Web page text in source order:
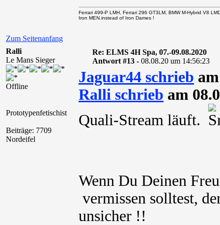
Zum Seitenanfang
Ferrari 499-P LMH, Ferrari 296 GT3LM, BMW M-Hybrid V8
Iron MEN.instead of Iron Dames !
Ralli
Le Mans Sieger
Offline
Prototypenfetischist
Beiträge: 7709
Nordeifel
Re: ELMS 4H Spa, 07.-09.08.2020
Antwort #13 - 08.08.20 um 14:56:23
Jaguar44 schrieb
Ralli schrieb am
Quali-Stream läuft.
Wenn Du Deinen
vermissen solltest,
unsicher !!